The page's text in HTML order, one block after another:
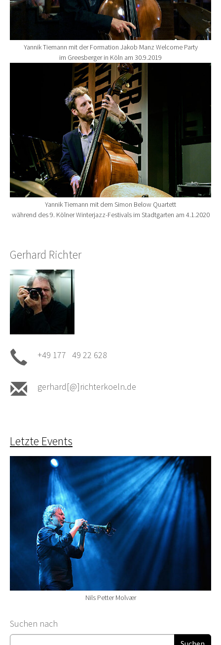
Yannik Tiemann mit der Formation Jakob Manz Welcome Party
im Greesberger in Köln am 30.9.2019
Show larger version for:
Yannik Tiemann mit dem Simon Below Quartett
während des 9. Kölner Winterjazz-Festivals im Stadtgarten am 4.1.2020
Gerhard Richter
+49 177 49 22 628
gerhard[@]richterkoeln.de
Letzte Events
Nils Petter Molvær
Suchformular
Suchen nach